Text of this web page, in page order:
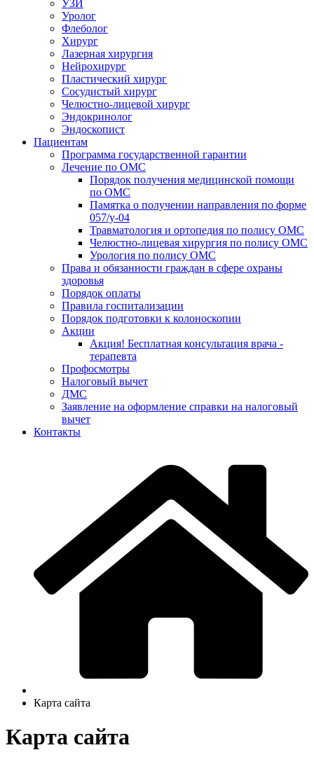
УЗИ
Уролог
Флеболог
Хирург
Лазерная хирургия
Нейрохирург
Пластический хирург
Сосудистый хирург
Челюстно-лицевой хирург
Эндокринолог
Эндоскопист
Пациентам
Программа государственной гарантии
Лечение по ОМС
Порядок получения медицинской помощи
по ОМС
Памятка о получении направления по форме
057/у-04
Травматология и ортопедия по полису ОМС
Челюстно-лицевая хирургия по полису ОМС
Урология по полису ОМС
Права и обязанности граждан в сфере охраны
здоровья
Порядок оплаты
Правила госпитализации
Порядок подготовки к колоноскопии
Акции
Акция! Бесплатная консультация врача -
терапевта
Профосмотры
Налоговый вычет
ДМС
Заявление на оформление справки на налоговый
вычет
Контакты
Карта сайта
Карта сайта